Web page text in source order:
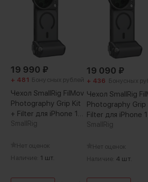
19 990 ₽
+ 481 Бонусных рублей
Чехол SmallRig FilMov
Photography Grip Kit
+ Filter для iPhone 17
Pro Max
SmallRig
Нет оценок
Наличие: 1 шт.
19 090 ₽
+ 436 Бонусных
Чехол SmallRig
Photography Grip
Filter для iPhone
Pro
SmallRig
Нет оценок
Наличие: 4 шт.